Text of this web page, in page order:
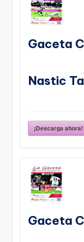
Gaceta
Nastic
¡Descarga ahora!
Gaceta